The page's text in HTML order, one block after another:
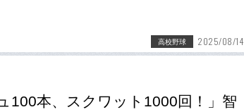
高校野球 2025/08/14
100本、スクワット1000回！」智